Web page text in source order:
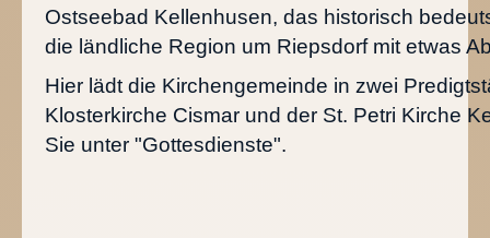
Kindergarten
Friedhof
Kontakt
Ostseebad Kellenhusen, das historisch
die ländliche Region um Riepsdorf mit etwas
Hier lädt die Kirchengemeinde in zwei
Klosterkirche Cismar und der St. Petri Kirche
Sie unter "Gottesdienste".